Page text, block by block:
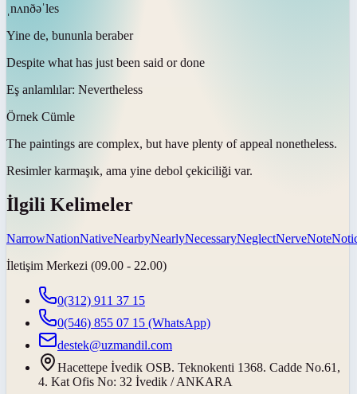
ˌnʌnðəˈles
Yine de, bununla beraber
Despite what has just been said or done
Eş anlamlılar: Nevertheless
Örnek Cümle
The paintings are complex, but have plenty of appeal nonetheless.
Resimler karmaşık, ama yine debol çekiciliği var.
İlgili Kelimeler
NarrowNationNativeNearbyNearlyNecessaryNeglectNerveNote
İletişim Merkezi (09.00 - 22.00)
0(312) 911 37 15
0(546) 855 07 15 (WhatsApp)
destek@uzmandil.com
Hacettepe İvedik OSB. Teknokenti 1368. Cadde No.61,
4. Kat Ofis No: 32 İvedik / ANKARA